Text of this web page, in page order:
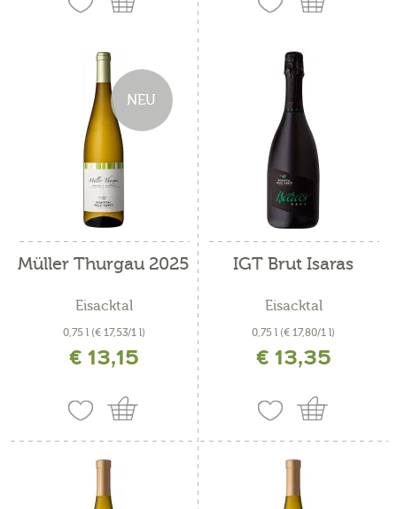
NEU
Müller Thurgau 2025
Eisacktal
0,75 l (€ 17,53/1 l)
inkl. MwSt. zzgl. Versandkosten
€ 13,15
IGT Brut Isaras
Eisacktal
0,75 l (€ 17,80/1 l)
inkl. MwSt. zzgl. Versandkosten
€ 13,35